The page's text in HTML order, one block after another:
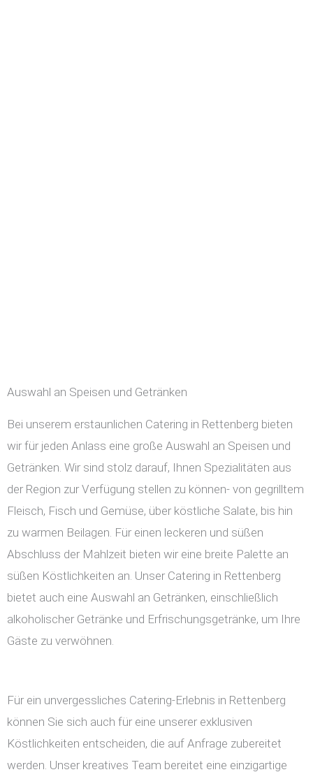
Auswahl an Speisen und Getränken
Bei unserem erstaunlichen Catering in Rettenberg bieten
wir für jeden Anlass eine große Auswahl an Speisen und
Getränken. Wir sind stolz darauf, Ihnen Spezialitäten aus
der Region zur Verfügung stellen zu können- von gegrilltem
Fleisch, Fisch und Gemüse, über köstliche Salate, bis hin
zu warmen Beilagen. Für einen leckeren und süßen
Abschluss der Mahlzeit bieten wir eine breite Palette an
süßen Köstlichkeiten an. Unser Catering in Rettenberg
bietet auch eine Auswahl an Getränken, einschließlich
alkoholischer Getränke und Erfrischungsgetränke, um Ihre
Gäste zu verwöhnen.
Für ein unvergessliches Catering-Erlebnis in Rettenberg
können Sie sich auch für eine unserer exklusiven
Köstlichkeiten entscheiden, die auf Anfrage zubereitet
werden. Unser kreatives Team bereitet eine einzigartige